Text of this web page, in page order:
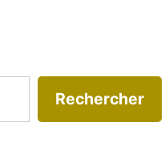
Rechercher